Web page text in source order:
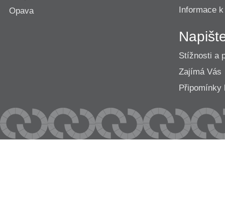
Opava
Informace
Stížnosti a
Zajímá Vás
Připomínky